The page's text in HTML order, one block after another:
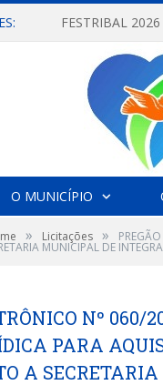
O MUNICÍPIO
» Licitações »
MUNICIPAL DE
Nº 060/
PARA
A